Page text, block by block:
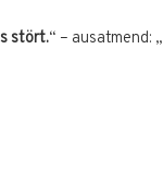
stört.“ – ausatmend: „